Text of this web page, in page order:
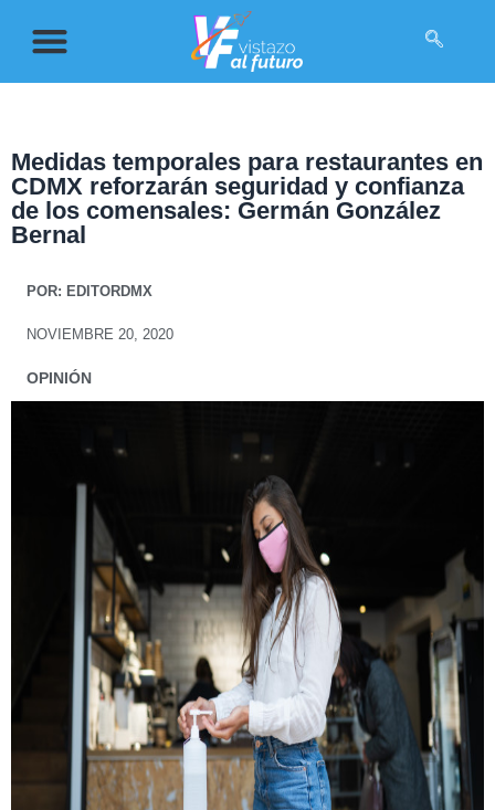
Medidas temporales para restaurantes en
CDMX reforzarán seguridad y confianza
de los comensales: Germán González
Bernal
POR: EDITORDMX
NOVIEMBRE 20, 2020
OPINIÓN